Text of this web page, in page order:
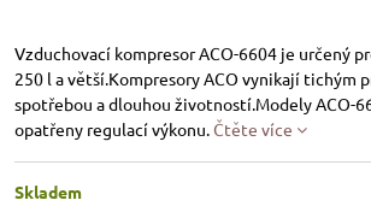
Vzduchovací kompresor ACO-6604 je určený
250 l a větší.Kompresory ACO vynikají tichým
spotřebou a dlouhou životností.Modely ACO-
opatřeny regulací výkonu.Čtěte více
Skladem